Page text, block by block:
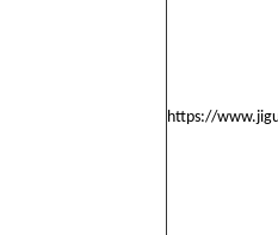
https://